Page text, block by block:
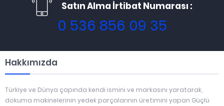
Satın Alma İrtibat Numarası :
0 536 856 09 35
Hakkımızda
Türkiye ve Dünya çapında kendi ismini ve markasını yaratarak,
dokuma makinelerinin yedek parçalarının üretimini yapan Güçlü